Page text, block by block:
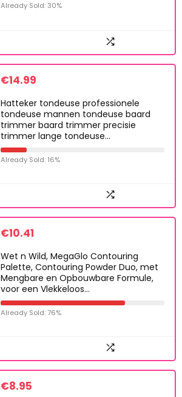
Already Sold: 30%
€14.99
Hatteker tondeuse professionele
tondeuse mannen tondeuse baard
trimmer baard trimmer precisie
trimmer lange tondeuse…
Already Sold: 16%
€10.41
Wet n Wild, MegaGlo Contouring
Palette, Contouring Powder Duo, met
Mengbare en Opbouwbare Formule,
voor een Vlekkeloos…
Already Sold: 76%
€8.95